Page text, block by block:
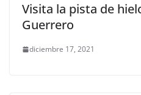
Visita la pista de
Guerrero
diciembre 17, 2021